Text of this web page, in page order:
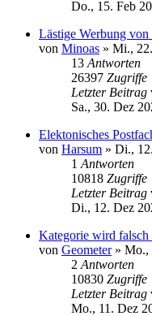
Do., 15. Feb
Lästige Werbung von
von Minoas » Mi.,
13 Antworten
26397 Zugriffe
Letzter Beitrag
Sa., 30. Dez
Elektonisches
von Harsum » Di.,
1 Antworten
10818 Zugriffe
Letzter Beitrag
Di., 12. Dez
Kategorie wird falsch
von Geometer» Mo.,
2 Antworten
10830 Zugriffe
Letzter Beitrag
Mo., 11. Dez